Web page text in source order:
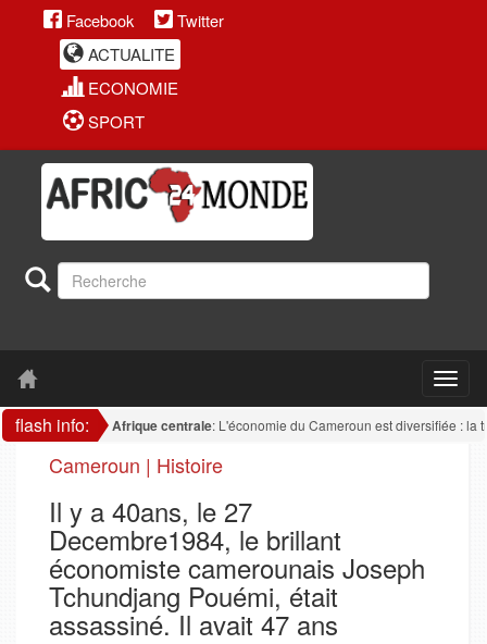
Facebook
Twitter
ACTUALITE
ECONOMIE
SPORT
flash info:Afrique centrale: L'économie du Cameroun est diversifiée : la
Cameroun | Histoire
Il y a 40ans, le 27
Decembre1984, le brillant
économiste camerounais Joseph
Tchundjang Pouémi, était
assassiné. Il avait 47 ans